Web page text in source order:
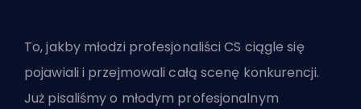
To, jakby młodzi profesjonaliści CS ciągle się
pojawiali i przejmowali całą scenę konkurencji.
Już pisaliśmy o młodym profesjonalnym